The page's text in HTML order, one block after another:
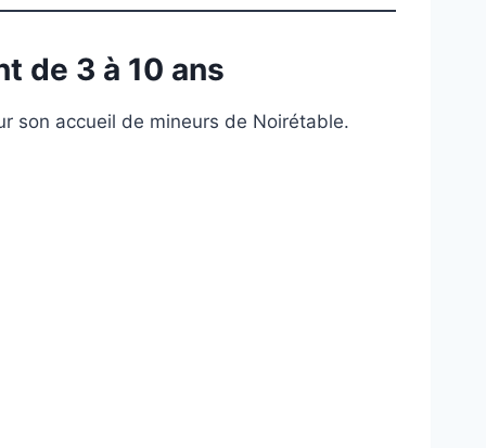
de 3 à 10 ans
son accueil de mineurs de Noirétable.